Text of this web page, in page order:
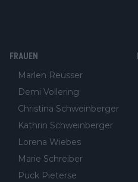
FRAUEN
Marlen Reusser
Demi Vollering
Christina Schweinberger
Kathrin Schweinberger
Lorena Wiebes
Marie Schreiber
Puck Pieterse